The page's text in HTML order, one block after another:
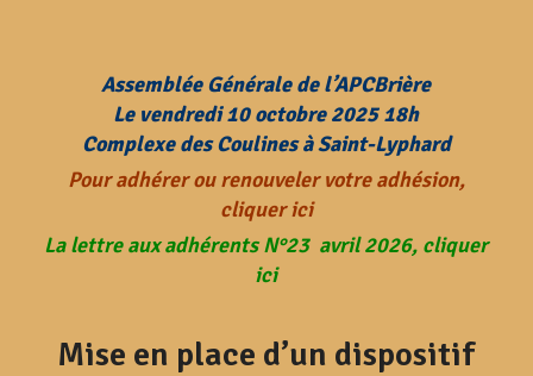
Assemblée Générale de l’APCBrière
Le vendredi 10 octobre 2025 18h
Complexe des Coulines à Saint-Lyphard
Pour adhérer ou renouveler votre adhésion,
cliquer ici
La lettre aux adhérents N°23 avril 2026, cliquer
ici
Mise en place d’un dispositif